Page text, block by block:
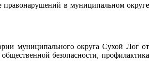
в муниципальном округе
муниципального округа Сухой Лог от
безопасности, профилактика